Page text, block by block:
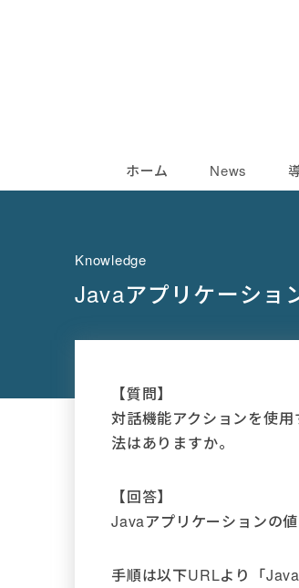
ホーム News
Knowledge
Javaアプリケーショ
【質問】
対話機能アクションを使
法はありますか。
【回答】
Javaアプリケーションの
手順は以下URLより「